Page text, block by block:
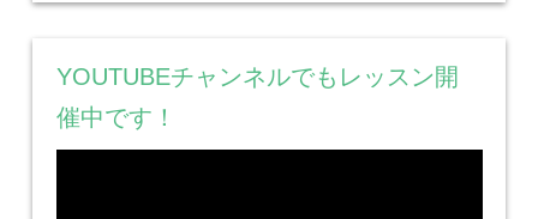
YOUTUBEチャンネルでもレッスン開
催中です！